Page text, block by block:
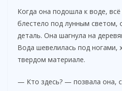
Когда она подошла к воде,
блестело под лунным светом,
деталь. Она шагнула на
Вода шевелилась под ногами,
твердом материале.
— Кто здесь? — позвала она,